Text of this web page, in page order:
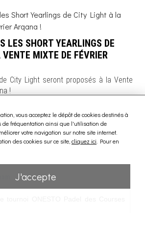
LES SHORT YEARLINGS DE
MIXTE DE FÉVRIER
City Light seront proposés à la Vente
!
vous acceptez le dépôt de cookies destinés à
de fréquentation ainsi que l'utilisation de
votre navigation sur notre site internet.
des cookies sur ce site, cliquez ici . Pour en
J'accepte